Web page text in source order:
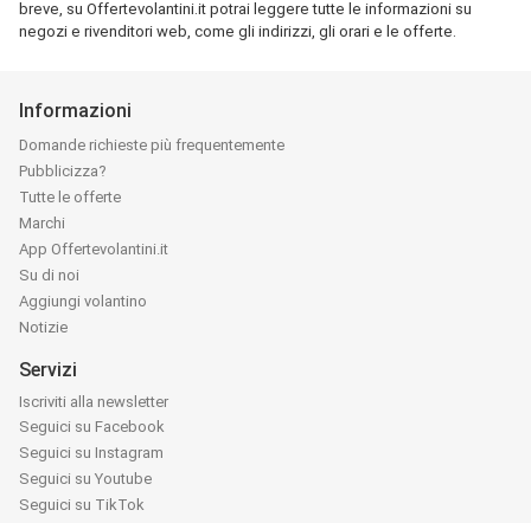
breve, su Offertevolantini.it potrai leggere tutte le informazioni su
negozi e rivenditori web, come gli indirizzi, gli orari e le offerte.
Informazioni
Domande richieste più frequentemente
Pubblicizza?
Tutte le offerte
Marchi
App Offertevolantini.it
Su di noi
Aggiungi volantino
Notizie
Servizi
Iscriviti alla newsletter
Seguici su Facebook
Seguici su Instagram
Seguici su Youtube
Seguici su TikTok